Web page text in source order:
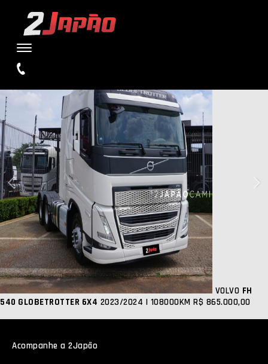
WARNING: UNDEFINED VARIABLE $TIPO IN
/HOME/STORAGE/4/1D/E5/W2JAPAOCAMINHOES1/PUBLIC_HTML/
ON LINE
VOLVO FH
540 GLOBETROTTER 6X4 2023/2024 | 108000KM R$ 865.000,00
Acompanhe a 2Japão